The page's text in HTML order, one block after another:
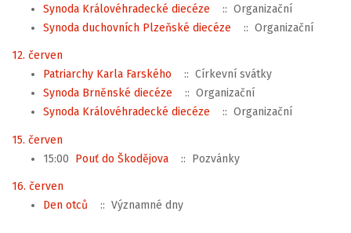
Synoda Královéhradecké diecéze
:: Organizační
Synoda duchovních Plzeňské diecéze
:: Organizační
12. červen
Patriarchy Karla Farského
:: Církevní svátky
Synoda Brněnské diecéze
:: Organizační
Synoda Královéhradecké diecéze
:: Organizační
15. červen
15:00 Pouť do Škodějova :: Pozvánky
16. červen
Den otců
:: Významné dny